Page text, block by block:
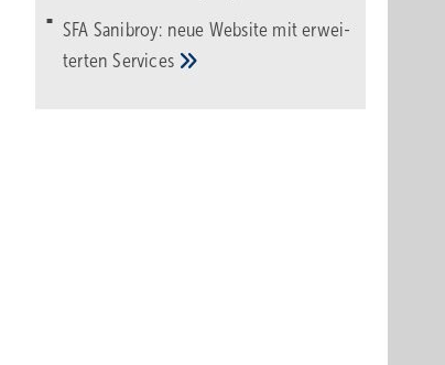
SFA Sanibroy: neue Web­site mit erwei­
tertenServices